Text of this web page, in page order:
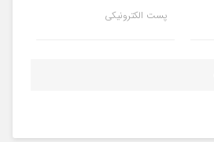
پست الکترونیکی